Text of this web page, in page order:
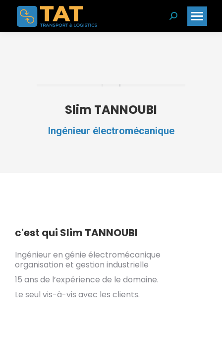
Search:
Slim TANNOUBI
Ingénieur électromécanique
c'est qui Slim TANNOUBI
Ingénieur en génie électromécanique
organisation et gestion industrielle
15 ans de l’expérience de le domaine.
Le seul vis-à-vis avec les clients.